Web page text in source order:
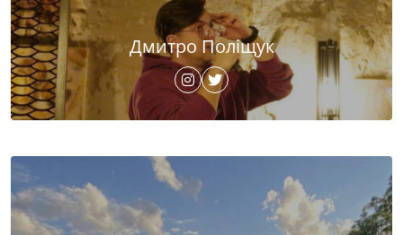
Дмитро Поліщук